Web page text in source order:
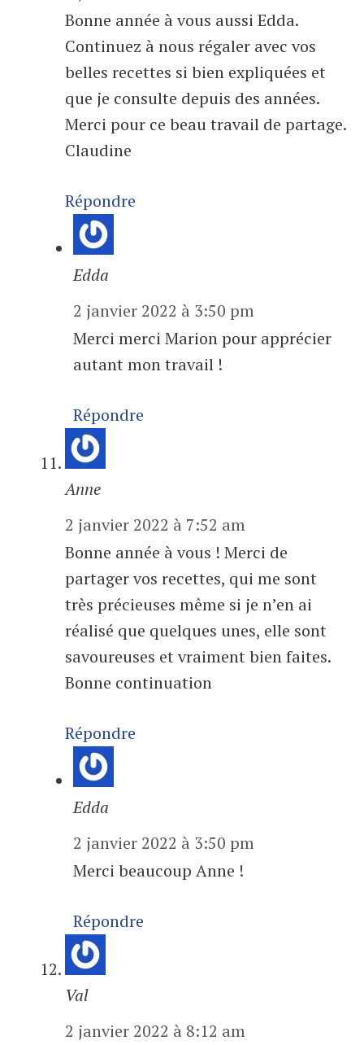
Bonne année à vous aussi Edda.
Continuez à nous régaler avec vos
belles recettes si bien expliquées et
que je consulte depuis des années.
Merci pour ce beau travail de partage.
Claudine
Répondre
Edda
2 janvier 2022 à 3:50 pm
Merci merci Marion pour apprécier
autant mon travail !
Répondre
Anne
2 janvier 2022 à 7:52 am
Bonne année à vous ! Merci de
partager vos recettes, qui me sont
très précieuses même si je n’en ai
réalisé que quelques unes, elle sont
savoureuses et vraiment bien faites.
Bonne continuation
Répondre
Edda
2 janvier 2022 à 3:50 pm
Merci beaucoup Anne !
Répondre
Val
2 janvier 2022 à 8:12 am